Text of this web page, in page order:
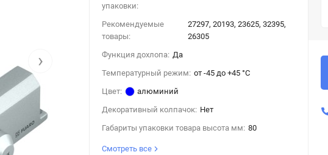
›
упаковки:
Рекомендуемые
товары:
27297, 20193, 23625, 32395,
26305
Функция дохлопа: Да
Температурный режим: от -45 до +45 °С
Цвет:
алюминий
Декоративный колпачок: Нет
Габариты упаковки товара высота мм: 80
Смотреть все